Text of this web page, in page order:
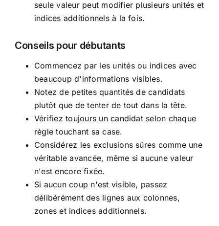
seule valeur peut modifier plusieurs unités et
indices additionnels à la fois.
Conseils pour débutants
Commencez par les unités ou indices avec
beaucoup d'informations visibles.
Notez de petites quantités de candidats
plutôt que de tenter de tout dans la tête.
Vérifiez toujours un candidat selon chaque
règle touchant sa case.
Considérez les exclusions sûres comme une
véritable avancée, même si aucune valeur
n'est encore fixée.
Si aucun coup n'est visible, passez
délibérément des lignes aux colonnes,
zones et indices additionnels.